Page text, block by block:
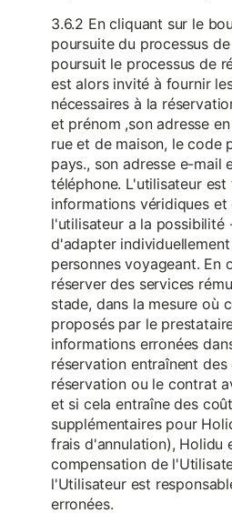
3.6.2 En cliquant sur le
poursuite du processus
poursuit le processus de
est alors invité à fournir
nécessaires à la
et prénom ,son adresse
rue et de maison, le code
pays., son adresse e-mail
téléphone. L'utilisateur
informations véridiques
l'utilisateur a la
d'adapter
personnes voyageant. En
réserver des services
stade, dans la mesure où
proposés par le
informations erronées
réservation entraînent des
réservation ou le contrat
et si cela entraîne des
supplémentaires pour
frais d'annulation), Holidu
compensation de
l'Utilisateur est
erronées.